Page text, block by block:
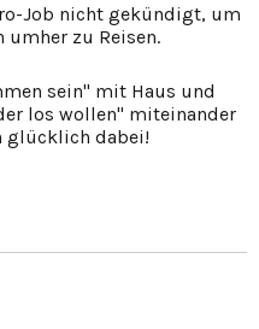
Job nicht gekündigt, um
zu Reisen.
sein" mit Haus und
los wollen" miteinander
glücklich dabei!